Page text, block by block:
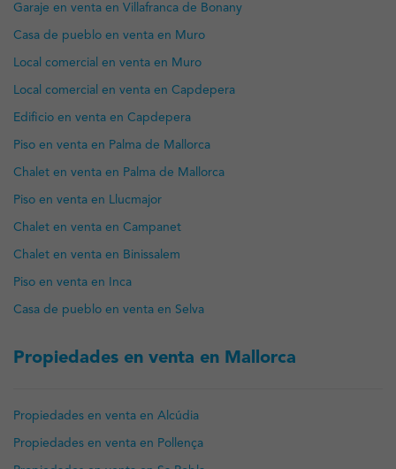
Garaje en venta en Villafranca de Bonany
Casa de pueblo en venta en Muro
Local comercial en venta en Muro
Local comercial en venta en Capdepera
Edificio en venta en Capdepera
Piso en venta en Palma de Mallorca
Chalet en venta en Palma de Mallorca
Piso en venta en Llucmajor
Chalet en venta en Campanet
Chalet en venta en Binissalem
Piso en venta en Inca
Casa de pueblo en venta en Selva
Propiedades en venta en Mallorca
Propiedades en venta en Alcúdia
Propiedades en venta en Pollença